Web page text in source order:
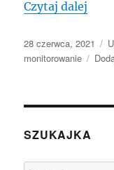
Czytaj dalej
Data
publikacji
28 czerwca, 2021
monitorowanie
SZUKAJKA